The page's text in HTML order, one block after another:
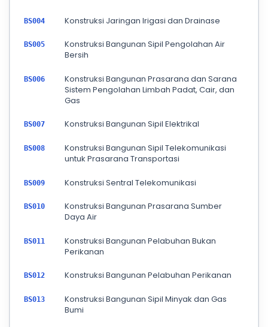
BS004 Konstruksi Jaringan Irigasi dan Drainase
BS005
Konstruksi Bangunan Sipil Pengolahan Air
Bersih
BS006
Konstruksi Bangunan Prasarana dan Sarana
Sistem Pengolahan Limbah Padat, Cair, dan
Gas
BS007 Konstruksi Bangunan Sipil Elektrikal
BS008
Konstruksi Bangunan Sipil Telekomunikasi
untuk Prasarana Transportasi
BS009 Konstruksi Sentral Telekomunikasi
BS010
Konstruksi Bangunan Prasarana Sumber
Daya Air
BS011
Konstruksi Bangunan Pelabuhan Bukan
Perikanan
BS012 Konstruksi Bangunan Pelabuhan Perikanan
BS013
Konstruksi Bangunan Sipil Minyak dan Gas
Bumi